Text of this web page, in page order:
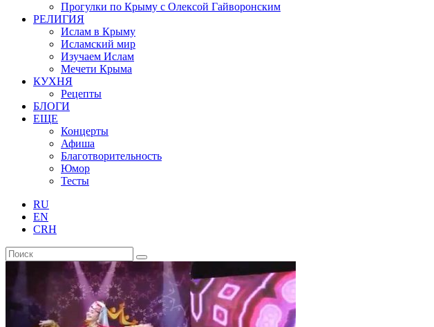
Прогулки по Крыму с Олексой Гайворонским
РЕЛИГИЯ
Ислам в Крыму
Исламский мир
Изучаем Ислам
Мечети Крыма
КУХНЯ
Рецепты
БЛОГИ
ЕЩЕ
Концерты
Афиша
Благотворительность
Юмор
Тесты
RU
EN
CRH